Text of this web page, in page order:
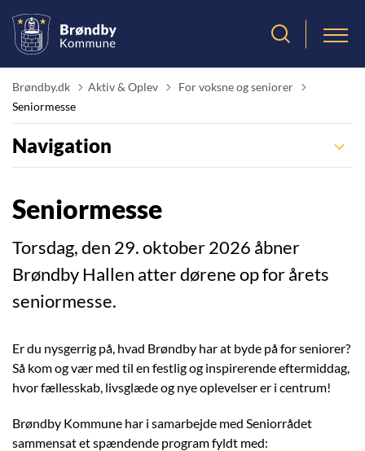
Brøndby.dk Aktiv & Oplev Tilbage til
For voksne og seniorer
Seniormesse
Navigation
Seniormesse
Torsdag, den 29. oktober 2026 åbner
Brøndby Hallen atter dørene op for årets
seniormesse.
Er du nysgerrig på, hvad Brøndby har at byde på for seniorer?
Så kom og vær med til en festlig og inspirerende eftermiddag,
hvor fællesskab, livsglæde og nye oplevelser er i centrum!
Brøndby Kommune har i samarbejde med Seniorrådet
sammensat et spændende program fyldt med: